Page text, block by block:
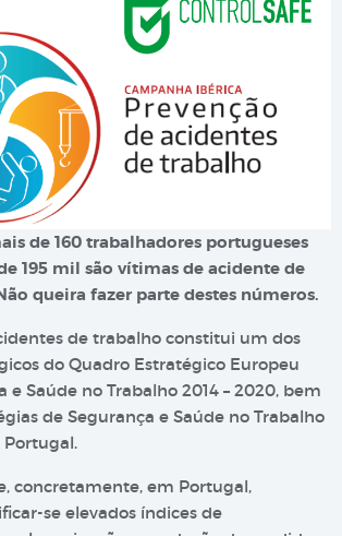
de 160 trabalhadores portugueses
195 mil são vítimas de acidente de
queira fazer parte destes números.
de trabalho constitui um dos
do Quadro Estratégico Europeu
e Saúde no Trabalho 2014 – 2020, bem
de Segurança e Saúde no Trabalho
Portugal.
concretamente, em Portugal,
se elevados índices de